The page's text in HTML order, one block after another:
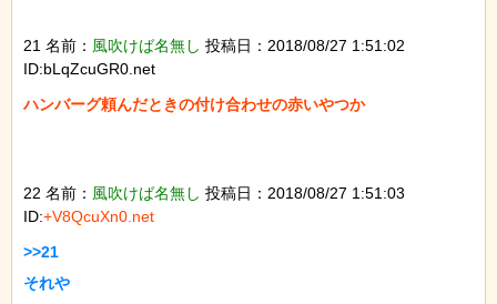
21 名前： 風吹けば名無し 投稿日：2018/08/27 1:51:02
ID:bLqZcuGR0.net
ハンバーグ頼んだときの付け合わせの赤いやつか
22 名前： 風吹けば名無し 投稿日：2018/08/27 1:51:03
ID:+V8QcuXn0.net
>>21
それや